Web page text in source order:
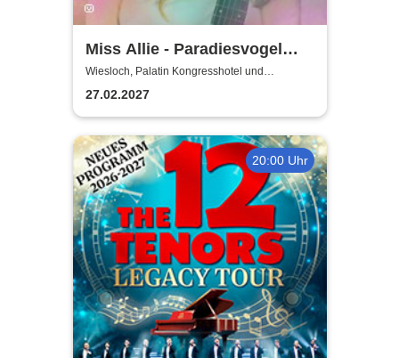
Miss Allie - Paradiesvogel
Tour
Wiesloch, Palatin Kongresshotel und
Kulturzentrum
27.02.2027
20:00 Uhr